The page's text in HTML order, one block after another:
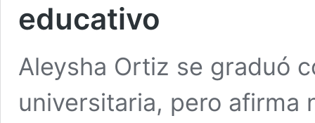
educativo
Aleysha Ortiz se graduó
universitaria, pero afirma